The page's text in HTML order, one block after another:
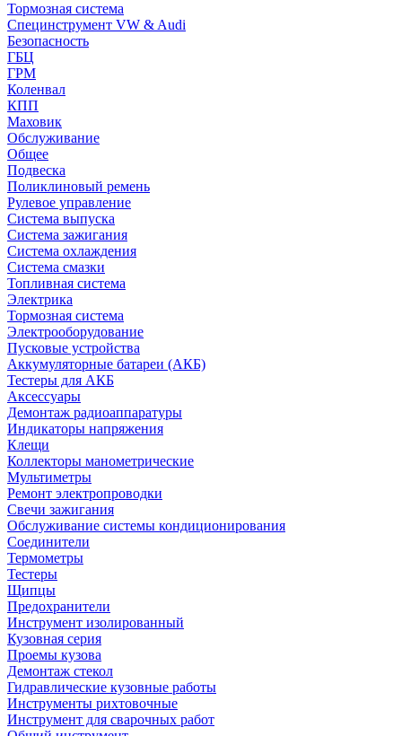
Тормозная система
Специнструмент VW & Audi
Безопасность
ГБЦ
ГРМ
Коленвал
КПП
Маховик
Обслуживание
Общее
Подвеска
Поликлиновый ремень
Рулевое управление
Система выпуска
Система зажигания
Система охлаждения
Система смазки
Топливная система
Электрика
Тормозная система
Электрооборудование
Пусковые устройства
Аккумуляторные батареи (АКБ)
Тестеры для АКБ
Аксессуары
Демонтаж радиоаппаратуры
Индикаторы напряжения
Клещи
Коллекторы манометрические
Мультиметры
Ремонт электропроводки
Свечи зажигания
Обслуживание системы кондиционирования
Соединители
Термометры
Тестеры
Щипцы
Предохранители
Инструмент изолированный
Кузовная серия
Проемы кузова
Демонтаж стекол
Гидравлические кузовные работы
Инструменты рихтовочные
Инструмент для сварочных работ